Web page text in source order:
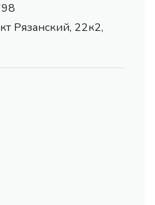
Рязанский, 22к2,